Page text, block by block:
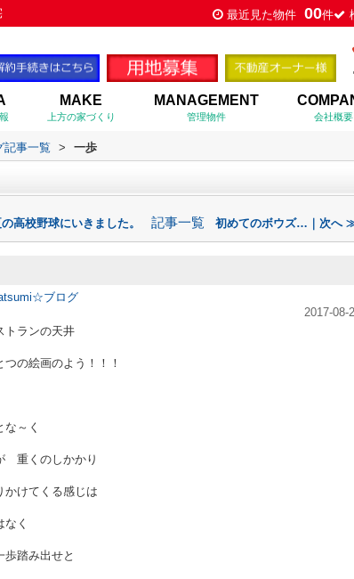
最近見た物件 00件
MAKE
上方の家づくり
MANAGEMENT
管理物件 会社概要
記事一覧 > 一歩
高校野球にいきました。 記事一覧 初めてのボウズ…｜次へ
ブログ
2017-08-
ランの天井
の絵画のよう！！！
～く
重くのしかかり
けてくる感じは
く
歩踏み出せと